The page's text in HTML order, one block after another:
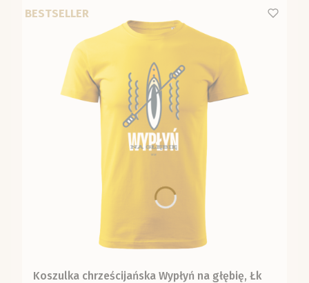
BESTSELLER
Koszulka chrześcijańska Wypłyń na głębię, Łk